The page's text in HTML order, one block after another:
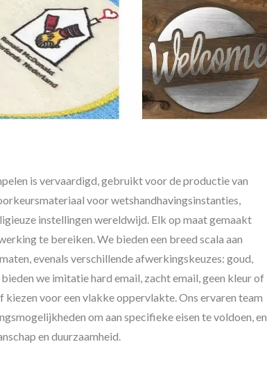
is vervaardigd, gebruikt voor de productie van
voor wetshandhavingsinstanties,
instellingen wereldwijd. Elk op maat gemaakt
te bereiken. We bieden een breed scala aan
evenals verschillende afwerkingskeuzes: goud,
we imitatie hard email, zacht email, geen kleur of
voor een vlakke oppervlakte. Ons ervaren team
om aan specifieke eisen te voldoen, en
en duurzaamheid.